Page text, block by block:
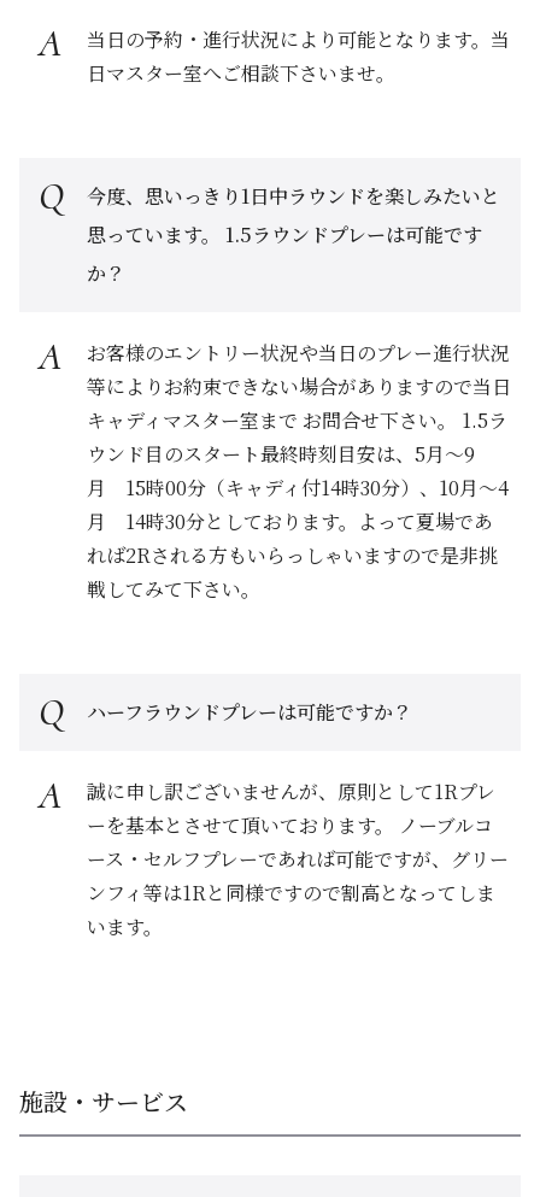
当日の予約・進行状況により可能となります。当
日マスター室へご相談下さいませ。
今度、思いっきり1日中ラウンドを楽しみたいと
思っています。 1.5ラウンドプレーは可能です
か？
お客様のエントリー状況や当日のプレー進行状況
等によりお約束できない場合がありますので当日
キャディマスター室まで お問合せ下さい。 1.5ラ
ウンド目のスタート最終時刻目安は、5月～9
月 15時00分（キャディ付14時30分）、10月～4
月 14時30分としております。よって夏場であ
れば2Rされる方もいらっしゃいますので是非挑
戦してみて下さい。
ハーフラウンドプレーは可能ですか？
誠に申し訳ございませんが、原則として1Rプレ
ーを基本とさせて頂いております。 ノーブルコ
ース・セルフプレーであれば可能ですが、グリー
ンフィ等は1Rと同様ですので割高となってしま
います。
施設・サービス